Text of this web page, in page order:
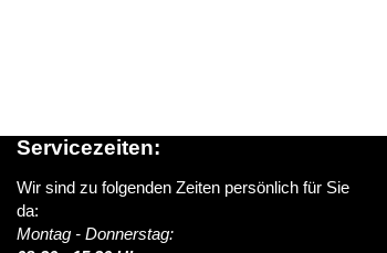
Servicezeiten:
Wir sind zu folgenden Zeiten persönlich für Sie
da:
Montag - Donnerstag: